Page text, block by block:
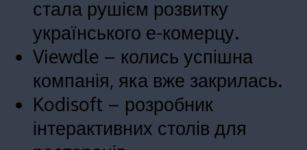
стала рушієм розвитку
українського е-комерцу.
Viewdle – колись успішна
компанія, яка вже закрилась.
Kodisoft – розробник
інтерактивних столів для